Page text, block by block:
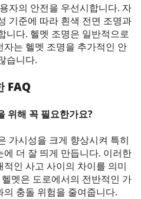
자의 안전을 우선시합니다. 자
기준에 따라 흰색 전면 조명과
니다. 헬멧 조명은 일반적으로
는 헬멧 조명을 추가적인 안
습니다.
FAQ
위해 꼭 필요한가요?
가시성을 크게 향상시켜 특히
더 잘 띄게 만듭니다. 이러한
인 사고 사이의 차이를 의미
멧은 도로에서의 전반적인 가
충돌 위험을 줄여줍니다.